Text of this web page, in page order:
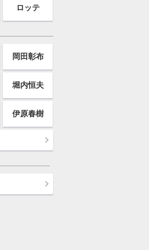
ロッテ
岡田彰布
堀内恒夫
伊原春樹